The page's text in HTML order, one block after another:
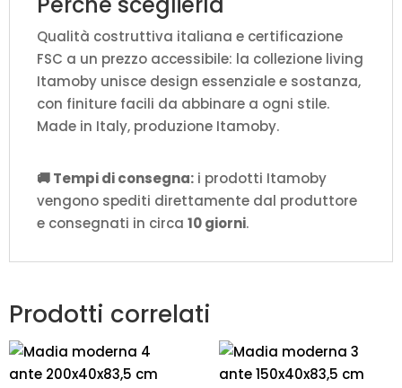
Qualità costruttiva italiana e certificazione
FSC a un prezzo accessibile: la collezione living
Itamoby unisce design essenziale e sostanza,
con finiture facili da abbinare a ogni stile.
Made in Italy, produzione Itamoby.
🚚 Tempi di consegna: i prodotti Itamoby
vengono spediti direttamente dal produttore
e consegnati in circa 10 giorni.
Prodotti correlati